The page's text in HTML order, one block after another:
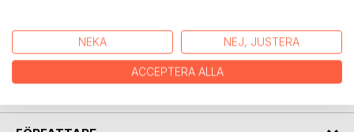
* Förbättra emotionell intelligens
* Stärka fysisk hälsa
* Utveckla positiva vanor och rutiner
* Stärka motståndskraft
NEKA NEJ, JUSTERA
ACCEPTERA ALLA